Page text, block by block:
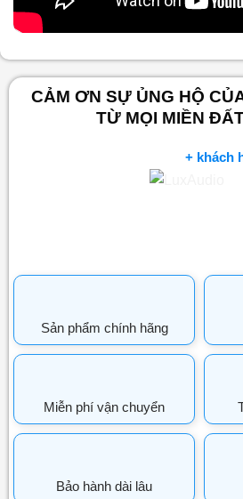
CẢM ƠN SỰ ỦNG HỘ
TỪ MỌI MIỀN
+ khách
Sản phẩm chính hãng
Miễn phí vận chuyển
Bảo hành dài lâu